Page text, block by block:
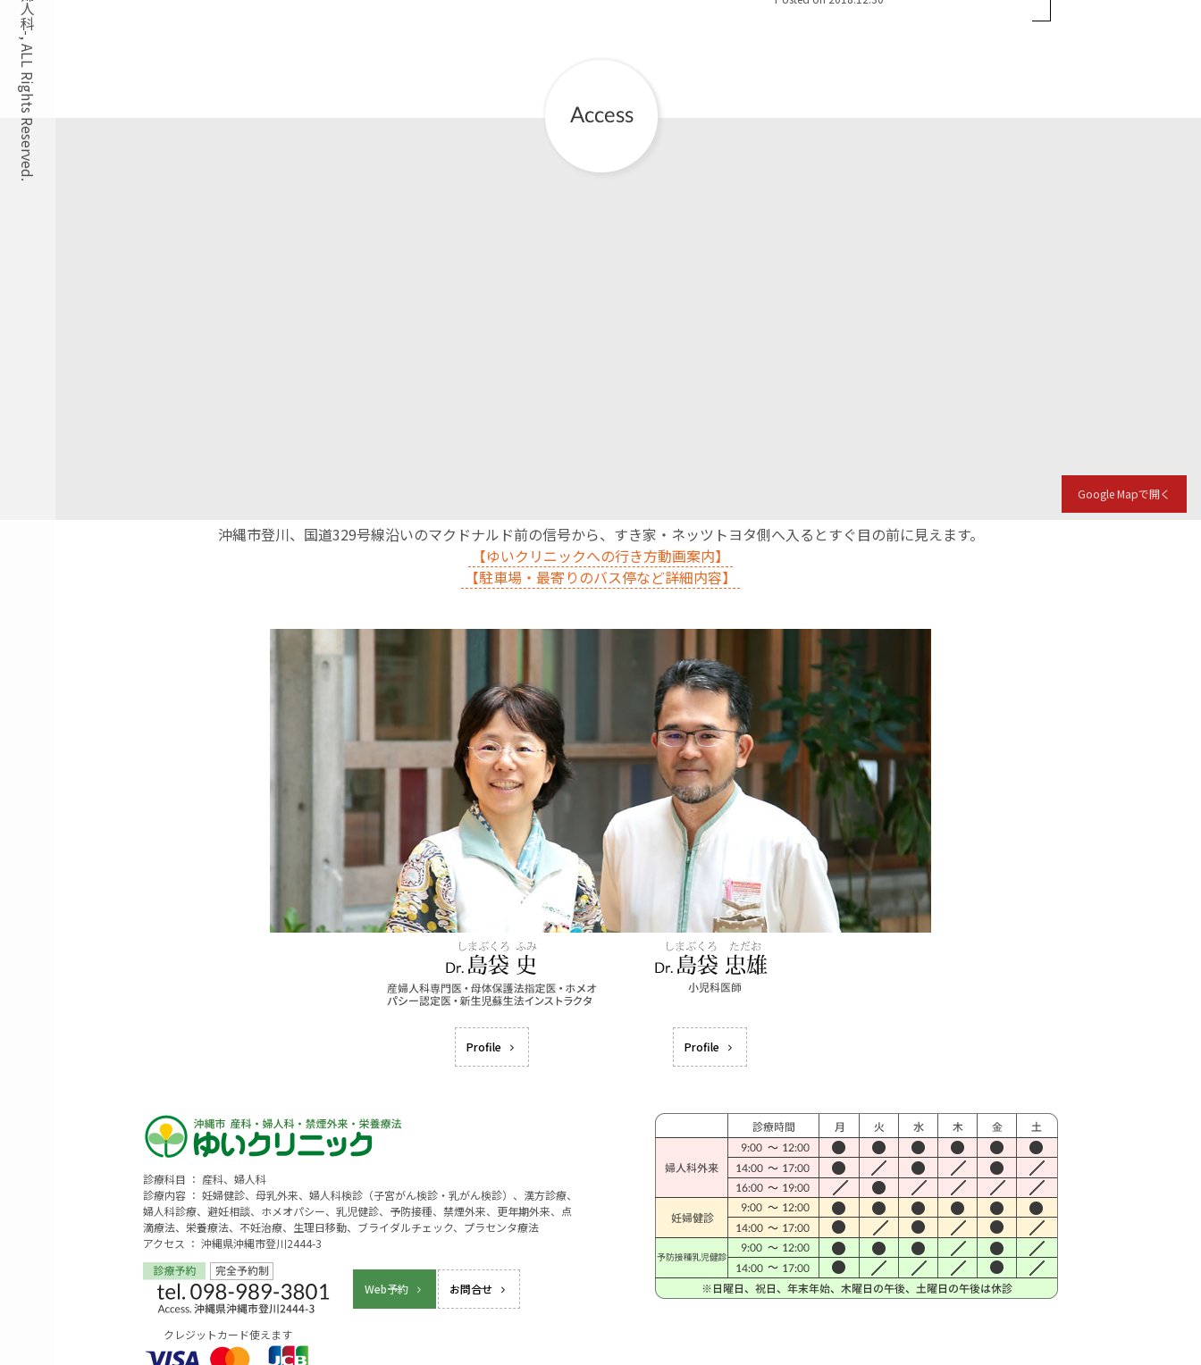
Google Mapで開く
沖縄市登川、国道329号線沿いのマクドナルド前の信号から、すき家・ネッツトヨタ側へ入るとすぐ目の前に見えます。
【ゆいクリニックへの行き方動画案内】
【駐車場・最寄りのバス停など詳細内容】
Profile Profile
診療科目 ： 産科、婦人科
診療内容 ： 妊婦健診、母乳外来、婦人科検診（子宮がん検診・乳がん検診）、漢方診療、
婦人科診療、避妊相談、ホメオパシー、乳児健診、予防接種、禁煙外来、更年期外来、点
滴療法、栄養療法、不妊治療、生理日移動、ブライダルチェック、プラセンタ療法
アクセス ： 沖縄県沖縄市登川2444-3
Web予約 お問合せ
クレジットカード使えます
遠方にお住まいで当院での出産を希望される方へ
医師プロフィール